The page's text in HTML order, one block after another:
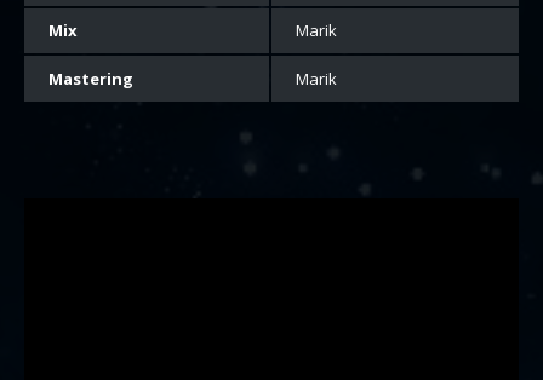
Mix Marik
Mastering Marik